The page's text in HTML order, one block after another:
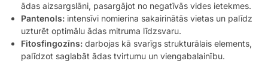
ādas aizsargslāni, pasargājot no negatīvās vides ietekmes.
Pantenols: intensīvi nomierina sakairinātās vietas un palīdz
uzturēt optimālu ādas mitruma līdzsvaru.
Fitosfingozīns: darbojas kā svarīgs strukturālais elements,
palīdzot saglabāt ādas tvirtumu un viengabalainību.